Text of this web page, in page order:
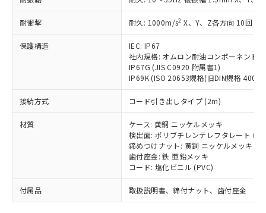
耐衝撃 耐久: 1000m/s2 X、Y、Z各方向 10回
保護構造
IEC: IP67
社内規格: オムロン耐油コンポーネント
IP67G (JIS C0920 附属書1)
IP69K (ISO 20653規格(旧DIN規格
接続方式 コード引き出しタイプ (2m)
材質
ケース: 黄銅 ニッケルメッキ
検出面: ポリブチレンテレフタレート
締めつけナット: 黄銅 ニッケルメッキ
歯付座金: 鉄 亜鉛メッキ
コード: 塩化ビニル (PVC)
付属品 取扱説明書、締付ナット、歯付座金
タに基づき作成されるものであり、閲
覧された時点での実際の在庫および標
準価格とは異なる場合があることをご
了承ください。
正式な納期状況および標準価格はお客
様のお取引先、またはお客様担当のオ
ムロン制御機器販売店・当社販売員に
ご相談ください。
オムロン制御機器販売店や当社販売拠
販売ネットワーク
」をご確認
在庫状況および標準価格結果を当社の
事前の承諾なく第三者に漏洩または開
示しないようお願いします。
マイパーツ機能（部品リスト作成サー
ビス）をご利用いただくには、I-Web
メンバーズにご登録されている必要が
鉛(Pb) 1000ppm以下、 水銀(Hg) 1000ppm以下、 カド
ミウム(Cd) 100ppm以下、
六価クロム(Cr(Ⅵ)) 1000ppm以下、ポリ臭化ビフェニル
類(PBB) 1000ppm以下、ポリ臭化ジフェニルエーテル類
(PBDE) 1000ppm以下、フタル酸ビス(2-エチルヘキシ
ル) (DEHP)(別名：DOP) 1000ppm以下、フタル酸ブチ
ルベンジル（BBP） 1000ppm以下、フタル酸ジブチル
（DBP） 1000ppm以下、フタル酸ジイソブチル
但し、RoHS指令で産業用監視および制御機器に対する
適用除外項目は除く。
フタル酸エステル類の４物質については閾値を超える意
図的な使用がないことを確認しています。
部品在庫の切り替え状況などにより、予定
月が前後することがあります。
*中国RoHS10物質の基準値 (GB/T26572)：
Pb(鉛) :1000ppm、 Hg(水銀) : 1000ppm、 Cd(カドミウ
Cr(Ⅵ)(六価クロム) : 1000ppm、 PBBs(ポリ臭化ビフェ
ニル類) : 1000ppm、 PBDEs(ポリ臭化ジフェニルエーテ
DBP(フタル酸ジブチル) : 1000ppm、 DIBP(フタル酸ジ
イソブチル) : 1000ppm、 BBP(フタル酸ブチルベンジ
DEHP(フタル酸ビス(2-エチルヘキシル)) : 1000ppm
※2 環境保護使用期限
「ｅ」：有害物質（10物質）のすべてが基
準値以下であることを示します。
「10」：通常の使用状況下において有害物
質が外部に漏えいし、環境に深刻な影響を
及ぼさない年数を意味します。
または国外への提供する場合は、日本
国政府の輸出許可(または役務取引許
可)を取得するなどの必要な手続きを
当社は規制貨物を破棄する場合は、完
全に破砕するなど、違法に輸出されな
いよう必要な手段を講じます。
当社は貴社製品を、核兵器、ミサイ
ル、化学兵器、生物兵器またはその他
武器並びにこれらの製造装置等に一切
使用いたしません。
当社は、貴社製品を第三者に販売する
場合は、上記1、2および3の内容を当
該第三者に通知します。また当社は、
販売先および販売に係わる関係者が違
法に輸出するおそれがある場合は、取
り引きをいたしません。
一定数以上の在庫あり
一定数には満たないが在庫あり
在庫なし(最新の在庫状況につ
いては、お客様のお取引先、ま
たはお客様担当のオムロン制御
機器販売店・当社販売員にご確
認ください)
受注生産機種、また在庫状況の
情報を公開していない機種